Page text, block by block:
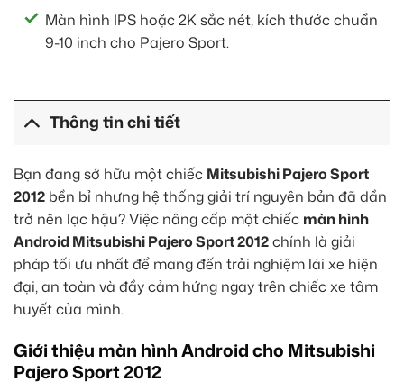
Màn hình IPS hoặc 2K sắc nét, kích thước chuẩn
9-10 inch cho Pajero Sport.
Thông tin chi tiết
Bạn đang sở hữu một chiếc Mitsubishi Pajero Sport
2012 bền bỉ nhưng hệ thống giải trí nguyên bản đã dần
trở nên lạc hậu? Việc nâng cấp một chiếc màn hình
Android Mitsubishi Pajero Sport 2012chính là giải
pháp tối ưu nhất để mang đến trải nghiệm lái xe hiện
đại, an toàn và đầy cảm hứng ngay trên chiếc xe tâm
huyết của mình.
Giới thiệu màn hình Android cho Mitsubishi
Pajero Sport 2012